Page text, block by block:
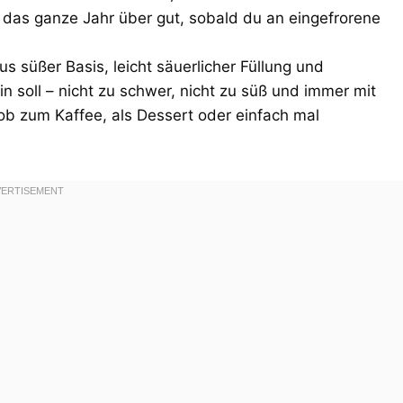
ganze Jahr über gut, sobald du an eingefrorene
süßer Basis, leicht säuerlicher Füllung und
soll – nicht zu schwer, nicht zu süß und immer mit
zum Kaffee, als Dessert oder einfach mal